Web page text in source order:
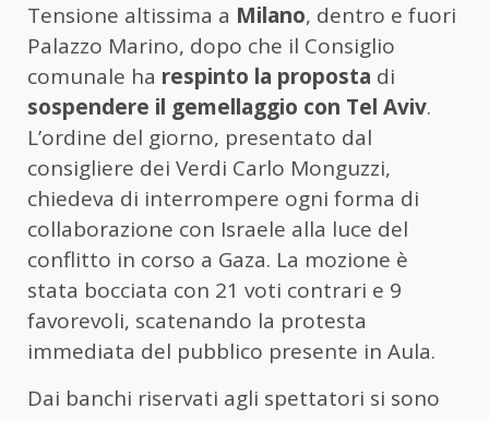
Tensione altissima a Milano, dentro e fuori
Palazzo Marino, dopo che il Consiglio
comunale ha respinto la proposta di
sospendere il gemellaggio con Tel Aviv.
L’ordine del giorno, presentato dal
consigliere dei Verdi Carlo Monguzzi,
chiedeva di interrompere ogni forma di
collaborazione con Israele alla luce del
conflitto in corso a Gaza. La mozione è
stata bocciata con 21 voti contrari e 9
favorevoli, scatenando la protesta
immediata del pubblico presente in Aula.
Dai banchi riservati agli spettatori si sono